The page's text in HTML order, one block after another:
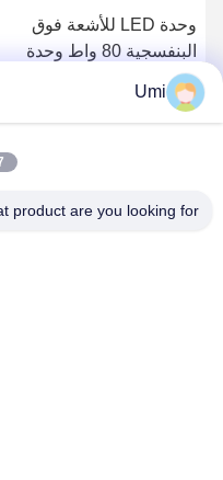
وحدة LED للأشعة فوق
البنفسجية 80 واط وحدة
البنفسجية حبر علاج طباعة
صناعات الكوارتز عدسة
احصل على افضل
Umi
product are you looking for?